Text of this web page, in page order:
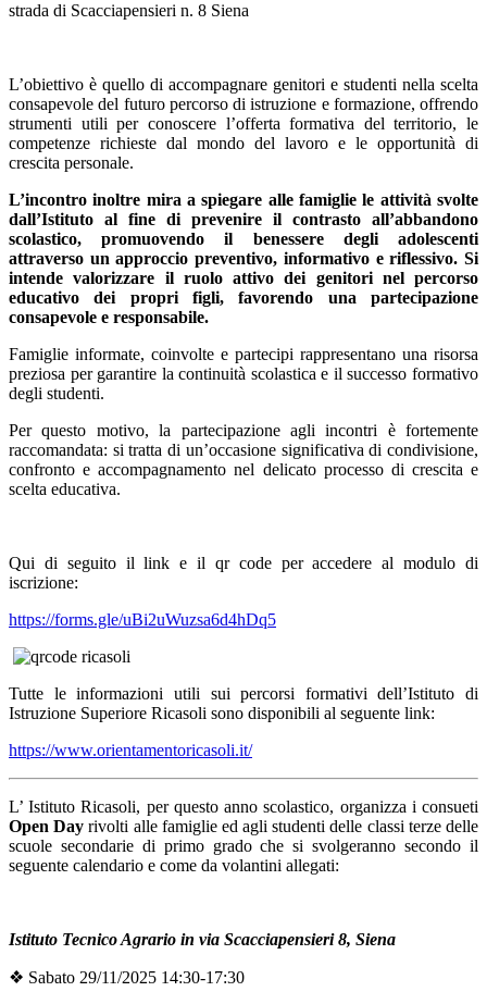
strada di Scacciapensieri n. 8 Siena
L’obiettivo è quello di accompagnare genitori e studenti nella scelta
consapevole del futuro percorso di istruzione e formazione, offrendo
strumenti utili per conoscere l’offerta formativa del territorio, le
competenze richieste dal mondo del lavoro e le opportunità di
crescita personale.
L’incontro inoltre mira a spiegare alle famiglie le attività svolte
dall’Istituto al fine di prevenire il contrasto all’abbandono
scolastico, promuovendo il benessere degli adolescenti
attraverso un approccio preventivo, informativo e riflessivo. Si
intende valorizzare il ruolo attivo dei genitori nel percorso
educativo dei propri figli, favorendo una partecipazione
consapevole e responsabile.
Famiglie informate, coinvolte e partecipi rappresentano una risorsa
preziosa per garantire la continuità scolastica e il successo formativo
degli studenti.
Per questo motivo, la partecipazione agli incontri è fortemente
raccomandata: si tratta di un’occasione significativa di condivisione,
confronto e accompagnamento nel delicato processo di crescita e
scelta educativa.
Qui di seguito il link e il qr code per accedere al modulo di
iscrizione:
https://forms.gle/uBi2uWuzsa6d4hDq5
Tutte le informazioni utili sui percorsi formativi dell’Istituto di
Istruzione Superiore Ricasoli sono disponibili al seguente link:
https://www.orientamentoricasoli.it/
L’ Istituto Ricasoli, per questo anno scolastico, organizza i consueti
Open Day rivolti alle famiglie ed agli studenti delle classi terze delle
scuole secondarie di primo grado che si svolgeranno secondo il
seguente calendario e come da volantini allegati:
Istituto Tecnico Agrario in via Scacciapensieri 8, Siena
❖ Sabato 29/11/2025 14:30-17:30